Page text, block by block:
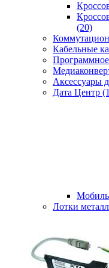
(20)
Кабельные
Аксессуары
Дата Центр
Лотки